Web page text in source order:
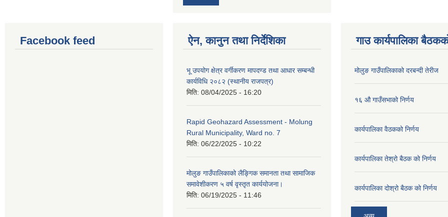
Facebook feed ऐन, कानुन तथा निर्देशिका
भू उपयोग क्षेत्र वर्गीकरण मापदण्ड तथा आधार सम्बन्धी
कार्यविधि २०८२ (स्थानीय राजपत्र)
मिति: 08/04/2025 - 16:20
Rapid Geohazard Assessment - Molung
Rural Municipality, Ward no. 7
मिति: 06/22/2025 - 10:22
मोलुङ गाउँपालिकाको लैङ्गिक समानता तथा सामाजिक
समावेशीकरण ५ वर्ष वृस्तृत कार्ययोजना।
मिति: 06/19/2025 - 11:46
गाउ कार्यपालिका
मोलुङ गाउँपालिकाको दरबन्दी तेरीज
१६ औ गाउँसभाको निर्णय
कार्यपालिका वैठकको निर्णय
कार्यपालिका तेश्रो बैठक को निर्णय
कार्यपालिका दोश्रो बैठक को निर्णय